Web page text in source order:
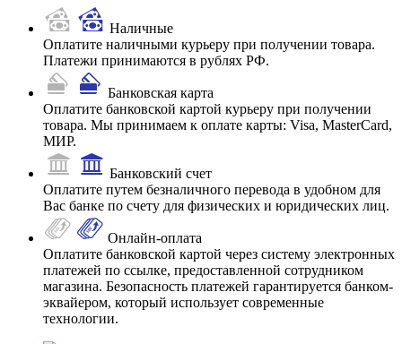
Наличные
Оплатите наличными курьеру при получении товара.
Платежи принимаются в рублях РФ.
Банковская карта
Оплатите банковской картой курьеру при получении
товара. Мы принимаем к оплате карты: Visa, MasterCard,
МИР.
Банковский счет
Оплатите путем безналичного перевода в удобном для
Вас банке по счету для физических и юридических лиц.
Онлайн-оплата
Оплатите банковской картой через систему электронных
платежей по ссылке, предоставленной сотрудником
магазина. Безопасность платежей гарантируется банком-
эквайером, который использует современные
технологии.